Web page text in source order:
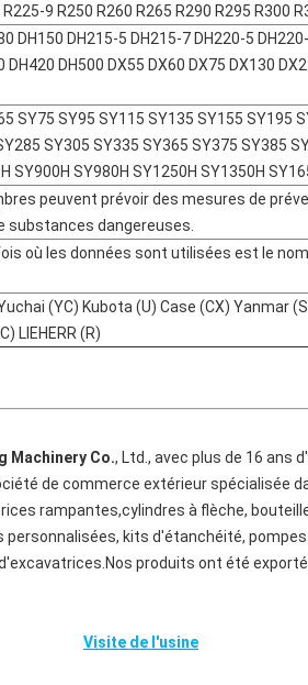
9 R250 R260 R265 R290 R295 R300
DH150 DH215-5 DH215-7 DH220-5
DH420 DH500 DX55 DX60 DX75 DX130
SY75 SY95 SY115 SY135 SY155 SY195
SY305 SY335 SY365 SY375 SY385
SY900H SY980H SY1250H SY1350H
peuvent prévoir des mesures de
substances dangereuses.
où les données sont utilisées est le
(YC) Kubota (U) Case (CX) Yanmar
LIEHERR (R)
Machinery Co., Ltd., avec plus de 16 ans
de commerce extérieur spécialisée
rampantes,cylindres à flèche,
personnalisées, kits d'étanchéité,
produits ont été
Visite de l'usine